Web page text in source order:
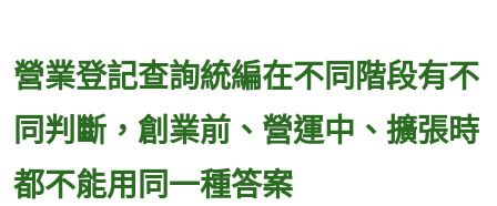
營業登記查詢統編在不同階段有不
同判斷，創業前、營運中、擴張時
都不能用同一種答案